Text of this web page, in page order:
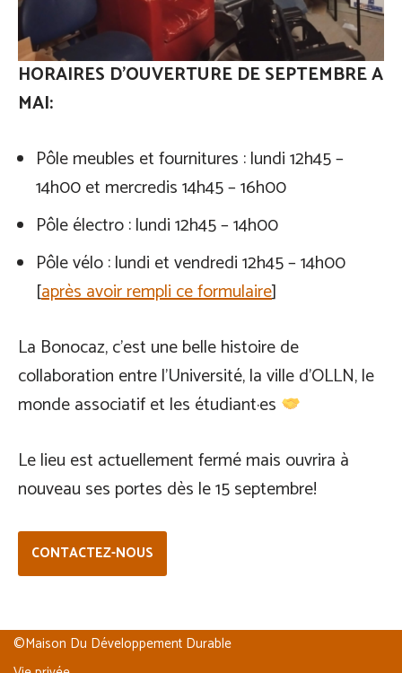
HORAIRES D’OUVERTURE DE SEPTEMBRE A
MAI:
Pôle meubles et fournitures : lundi 12h45 –
14h00 et mercredis 14h45 – 16h00
Pôle électro : lundi 12h45 – 14h00
Pôle vélo : lundi et vendredi 12h45 – 14h00
[après avoir rempli ce formulaire]
La Bonocaz, c’est une belle histoire de
collaboration entre l’Université, la ville d’OLLN, le
monde associatif et les étudiant·es
Le lieu est actuellement fermé mais ouvrira à
nouveau ses portes dès le 15 septembre!
CONTACTEZ-NOUS
©Maison Du Développement Durable